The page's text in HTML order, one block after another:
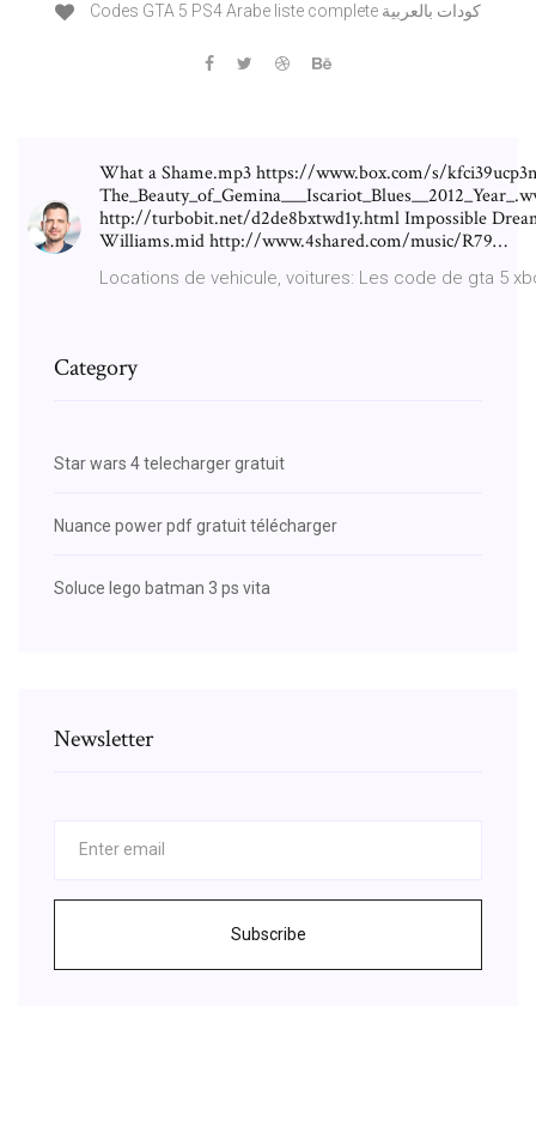
Codes GTA 5 PS4 Arabe liste complete كودات بالعربية
What a Shame.mp3 https://www.box.com/s/
http://turbobit.net/d2de8bxtwd1y.html Impossible
Williams.mid http://www.4shared.com/music/R79…
Locations de vehicule, voitures: Les code de gta 5
Category
Star wars 4 telecharger gratuit
Nuance power pdf gratuit télécharger
Soluce lego batman 3 ps vita
Newsletter
Subscribe